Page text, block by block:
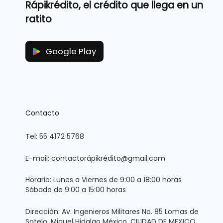
Rápikrédito, el crédito que llega en un
ratito
Google Play
Contacto
Tel: 55 4172 5768
E-mail: contactorápikrédito@gmail.com
Horario: Lunes a Viernes de 9:00 a 18:00 horas
Sábado de 9:00 a 15:00 horas
Dirección: Av. Ingenieros Militares No. 85 Lomas de